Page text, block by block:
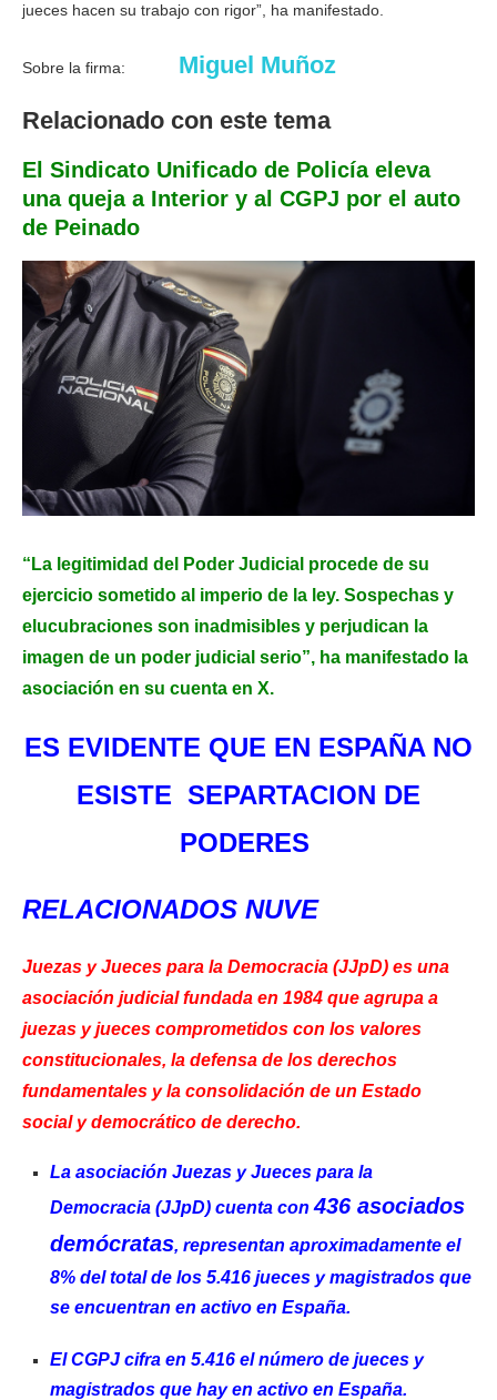
jueces hacen su trabajo con rigor”, ha manifestado.
Sobre la firma: Miguel Muñoz
Relacionado con este tema
El Sindicato Unificado de Policía eleva
una queja a Interior y al CGPJ por el auto
de Peinado
“La legitimidad del Poder Judicial procede de su
ejercicio sometido al imperio de la ley. Sospechas y
elucubraciones son inadmisibles y perjudican la
imagen de un poder judicial serio”, ha manifestado la
asociación en su cuenta en X.
ES EVIDENTE QUE EN ESPAÑA NO
ESISTE SEPARTACION DE
PODERES
RELACIONADOS NUVE
Juezas y Jueces para la Democracia (JJpD) es una
asociación judicial fundada en 1984 que agrupa a
juezas y jueces comprometidos con los valores
constitucionales, la defensa de los derechos
fundamentales y la consolidación de un Estado
social y democrático de derecho.
La asociación Juezas y Jueces para la
Democracia (JJpD) cuenta con436 asociados
demócratas, representan aproximadamente el
8% del total de los 5.416 jueces y magistrados que
se encuentran en activo en España.
El CGPJ cifra en 5.416 el número de jueces y
magistrados que hay en activo en España.